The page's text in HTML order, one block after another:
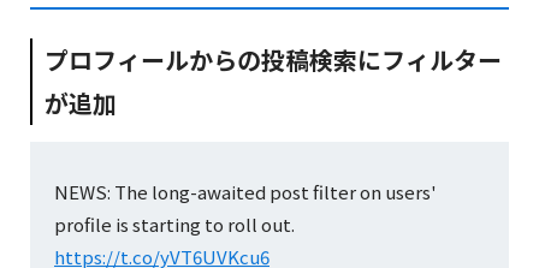
NEWS: X has brought back the old
"Manipulated media" tag, which was
November 25, 2025
プロフィールからの投稿検索にフィルター
が追加
NEWS: The long-awaited post filter on users'
profile is starting to roll out.
https://t.co/yVT6UVKcu6